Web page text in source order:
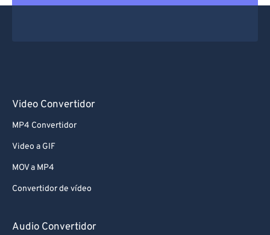
Video Convertidor
MP4 Convertidor
Video a GIF
MOV a MP4
Convertidor de vídeo
Audio Convertidor